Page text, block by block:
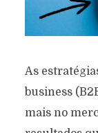
As
business
mais no